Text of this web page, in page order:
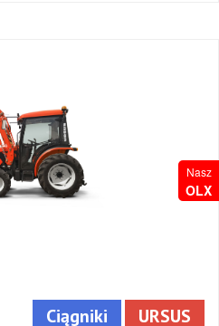
Ciągniki URSUS
Nasz
OLX